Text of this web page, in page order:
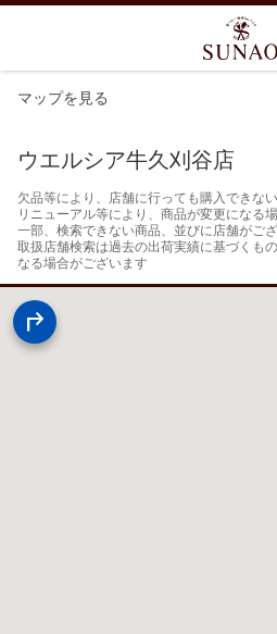
マップを見る
ウエルシア牛久刈谷店
欠品等により、店舗に行っても購入できな
リニューアル等により、商品が変更になる
一部、検索できない商品、並びに店舗がご
取扱店舗検索は過去の出荷実績に基づくも
なる場合がございます